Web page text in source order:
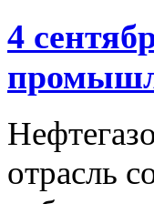
4
отрасль